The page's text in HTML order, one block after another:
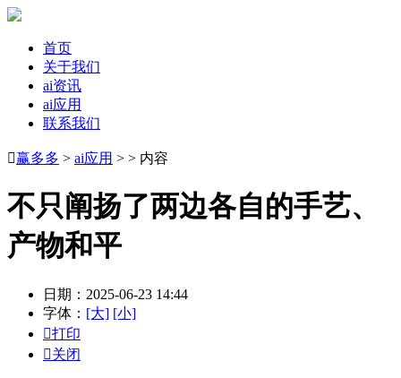
首页
关于我们
ai资讯
ai应用
联系我们
赢多多 > ai应用 > > 内容
不只阐扬了两边各自的手艺、
产物和平
日期：2025-06-23 14:44
字体： [大] [小]
打印
关闭